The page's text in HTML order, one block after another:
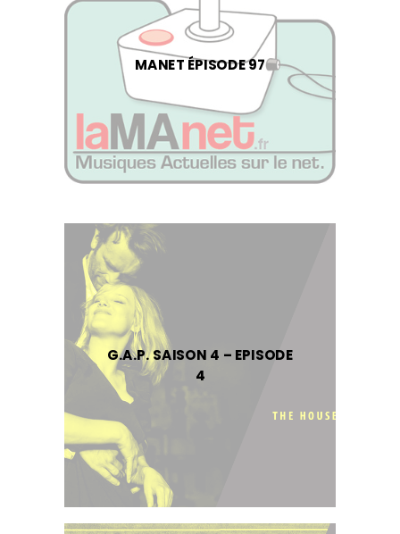
MANET ÉPISODE 97
G.A.P. SAISON 4 – EPISODE
4